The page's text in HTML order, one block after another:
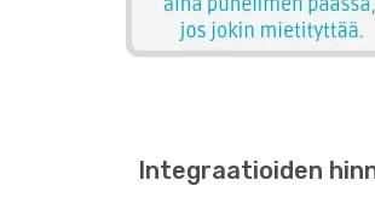
Integraatioiden